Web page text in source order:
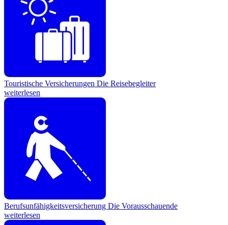
Touristische Versicherungen Die Reisebegleiter
weiterlesen
Berufsunfähigkeitsversicherung Die Vorausschauende
weiterlesen